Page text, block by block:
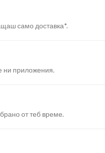
само доставка*.
ни приложения.
от теб време.